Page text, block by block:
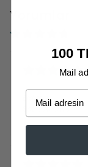
Yorumlar
5
Erdim A.
Satın Alınmış
100
Mail
Email